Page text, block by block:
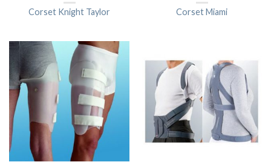
Corset Knight Taylor Corset Miami